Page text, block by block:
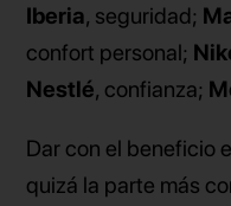
Iberia, seguridad;
confort personal;
Nestlé, confianza;
Dar con el beneficio
quizá la parte más